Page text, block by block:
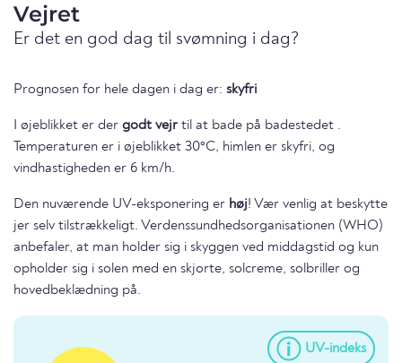
Vejret
Er det en god dag til svømning i dag?
Prognosen for hele dagen i dag er: skyfri
I øjeblikket er der godt vejr til at bade på badestedet .
Temperaturen er i øjeblikket 30°C, himlen er skyfri, og
vindhastigheden er 6 km/h.
Den nuværende UV-eksponering er høj! Vær venlig at beskytte
jer selv tilstrækkeligt. Verdenssundhedsorganisationen (WHO)
anbefaler, at man holder sig i skyggen ved middagstid og kun
opholder sig i solen med en skjorte, solcreme, solbriller og
hovedbeklædning på.
UV-indeks